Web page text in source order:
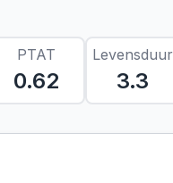
PTAT
0.62
Levensduur
3.3